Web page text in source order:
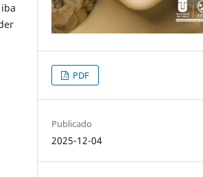
PDF
Publicado
2025-12-04